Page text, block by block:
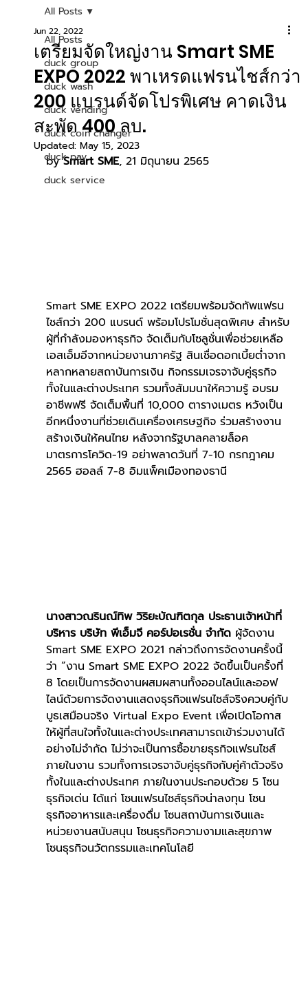
All Posts
duck group
duck wash
duck vending
duck coin changer
duck pay
duck service
All Posts
เตรียมจัดใหญ่งาน Smart SME
EXPO 2022 พาเหรดแฟรนไชส์กว่า
200 แบรนด์จัดโปรพิเศษ คาดเงิน
สะพัด 400 ลบ.
Jun 22, 2022
Updated: May 15, 2023
by Smart SME, 21 มิถุนายน 2565
Smart SME EXPO 2022 เตรียมพร้อมจัดทัพแฟรน
ไชส์กว่า 200 แบรนด์ พร้อมโปรโมชั่นสุดพิเศษ สำหรับ
ผู้ที่กำลังมองหาธุรกิจ จัดเต็มกับโซลูชั่นเพื่อช่วยเหลือ
เอสเอ็มอีจากหน่วยงานภาครัฐ สินเชื่อดอกเบี้ยต่ำจาก
หลากหลายสถาบันการเงิน กิจกรรมเจรจาจับคู่ธุรกิจ
ทั้งในและต่างประเทศ รวมทั้งสัมมนาให้ความรู้ อบรม
อาชีพฟรี จัดเต็มพื้นที่ 10,000 ตารางเมตร หวังเป็น
อีกหนึ่งงานที่ช่วยเดินเครื่องเศรษฐกิจ ร่วมสร้างงาน
สร้างเงินให้คนไทย หลังจากรัฐบาลคลายล็อค
มาตรการโควิด-19 อย่าพลาดวันที่ 7-10 กรกฎาคม
2565 ฮอลล์ 7-8 อิมแพ็คเมืองทองธานี
นางสาวณรินณ์ทิพ วิริยะบัณฑิตกุล ประธานเจ้าหน้าที่
บริหาร บริษัท พีเอ็มจี คอร์ปอเรชั่น จำกัด ผู้จัดงาน
Smart SME EXPO 2021 กล่าวถึงการจัดงานครั้งนี้
ว่า “งาน Smart SME EXPO 2022 จัดขึ้นเป็นครั้งที่
8 โดยเป็นการจัดงานผสมผสานทั้งออนไลน์และออฟ
ไลน์ด้วยการจัดงานแสดงธุรกิจแฟรนไชส์จริงควบคู่กับ
บูธเสมือนจริง Virtual Expo Event เพื่อเปิดโอกาส
ให้ผู้ที่สนใจทั้งในและต่างประเทศสามารถเข้าร่วมงานได้
อย่างไม่จำกัด ไม่ว่าจะเป็นการซื้อขายธุรกิจแฟรนไชส์
ภายในงาน รวมทั้งการเจรจาจับคู่ธุรกิจกับคู่ค้าตัวจริง
ทั้งในและต่างประเทศ ภายในงานประกอบด้วย 5 โซน
ธุรกิจเด่น ได้แก่ โซนแฟรนไชส์ธุรกิจน่าลงทุน โซน
ธุรกิจอาหารและเครื่องดื่ม โซนสถาบันการเงินและ
หน่วยงานสนับสนุน โซนธุรกิจความงามและสุขภาพ
โซนธุรกิจนวัตกรรมและเทคโนโลยี